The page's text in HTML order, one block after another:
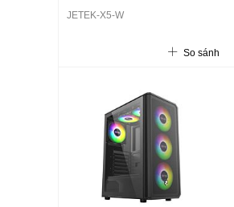
JETEK-X5-W
So sánh